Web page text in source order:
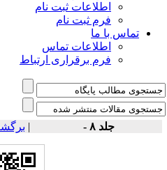
اطلاعات ثبت نام
فرم ثبت نام
تماس با ما
اطلاعات تماس
فرم برقراری ارتباط
جلد ۸ -